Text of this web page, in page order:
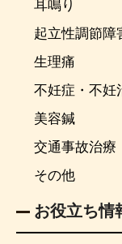
耳鳴り
起立性調節障
生理痛
不妊症・不妊
美容鍼
交通事故治療
その他
お役立ち情